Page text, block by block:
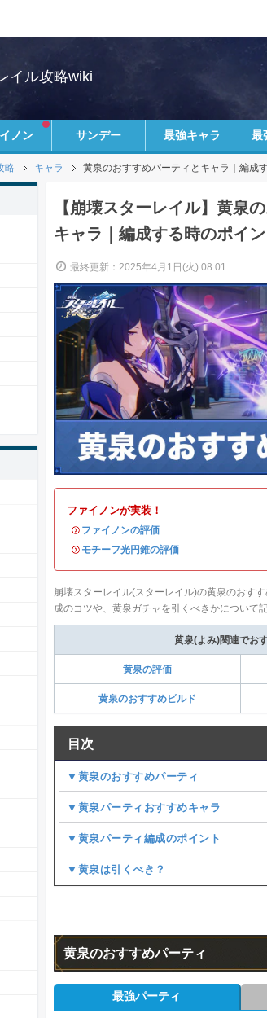
イル攻略wiki
ノン サンデー 最強キャラ 最
略 キャラ 黄泉のおすすめパーティとキャラ｜編成
【崩壊スターレイル】黄泉
キャラ｜編成する時のポイン
最終更新：2025年4月1日(火) 08:01
ファイノンが実装！
・ ファイノンの評価
・ モチーフ光円錐の評価
崩壊スターレイル(スターレイル)の黄泉のおす
成のコツや、黄泉ガチャを引くべきかについて
黄泉(よみ)関連でお
黄泉の評価
黄泉のおすすめビルド
目次
▼黄泉のおすすめパーティ
▼黄泉パーティおすすめキャラ
▼黄泉パーティ編成のポイント
▼黄泉は引くべき？
黄泉のおすすめパーティ
最強パーティ